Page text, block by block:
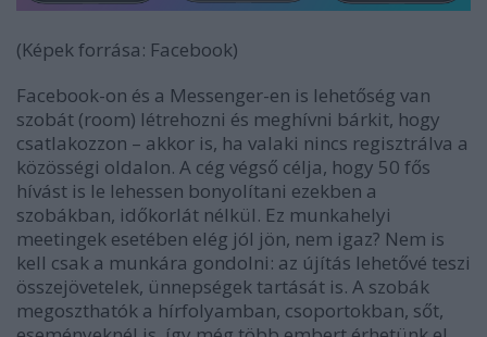
(Képek forrása: Facebook)
Facebook-on és a Messenger-en is lehetőség van
szobát (room) létrehozni és meghívni bárkit, hogy
csatlakozzon – akkor is, ha valaki nincs regisztrálva a
közösségi oldalon. A cég végső célja, hogy 50 fős
hívást is le lehessen bonyolítani ezekben a
szobákban, időkorlát nélkül. Ez munkahelyi
meetingek esetében elég jól jön, nem igaz? Nem is
kell csak a munkára gondolni: az újítás lehetővé teszi
összejövetelek, ünnepségek tartását is. A szobák
megoszthatók a hírfolyamban, csoportokban, sőt,